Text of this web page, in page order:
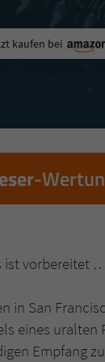
kaufen bei
-
ist vorbereitet
in San
eines uralten
Empfang